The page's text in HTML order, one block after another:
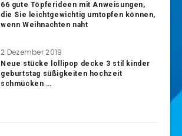
66 gute Töpferideen mit Anweisungen,
die Sie leichtgewichtig umtopfen können,
wenn Weihnachten naht
2 Dezember 2019
Neue stücke lollipop decke 3 stil kinder
geburtstag süßigkeiten hochzeit
schmücken …